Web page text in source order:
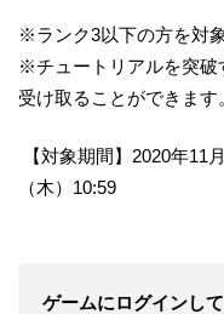
※ランク3以下の方を対
※チュートリアルを突破
受け取ることができます
【対象期間】2020年11
（木）10:59
ゲームにログインし